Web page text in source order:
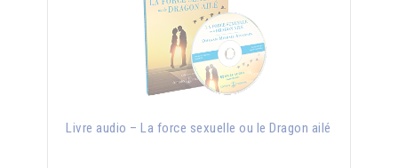
Livre audio – La force sexuelle ou le Dragon ailé